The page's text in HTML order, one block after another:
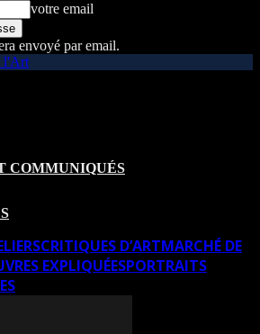
votre email
envoyé par email.
l'Art
COMMUNIQUÉS
CRITIQUES D’ARTMARCHÉ DE
EXPLIQUÉESPORTRAITS